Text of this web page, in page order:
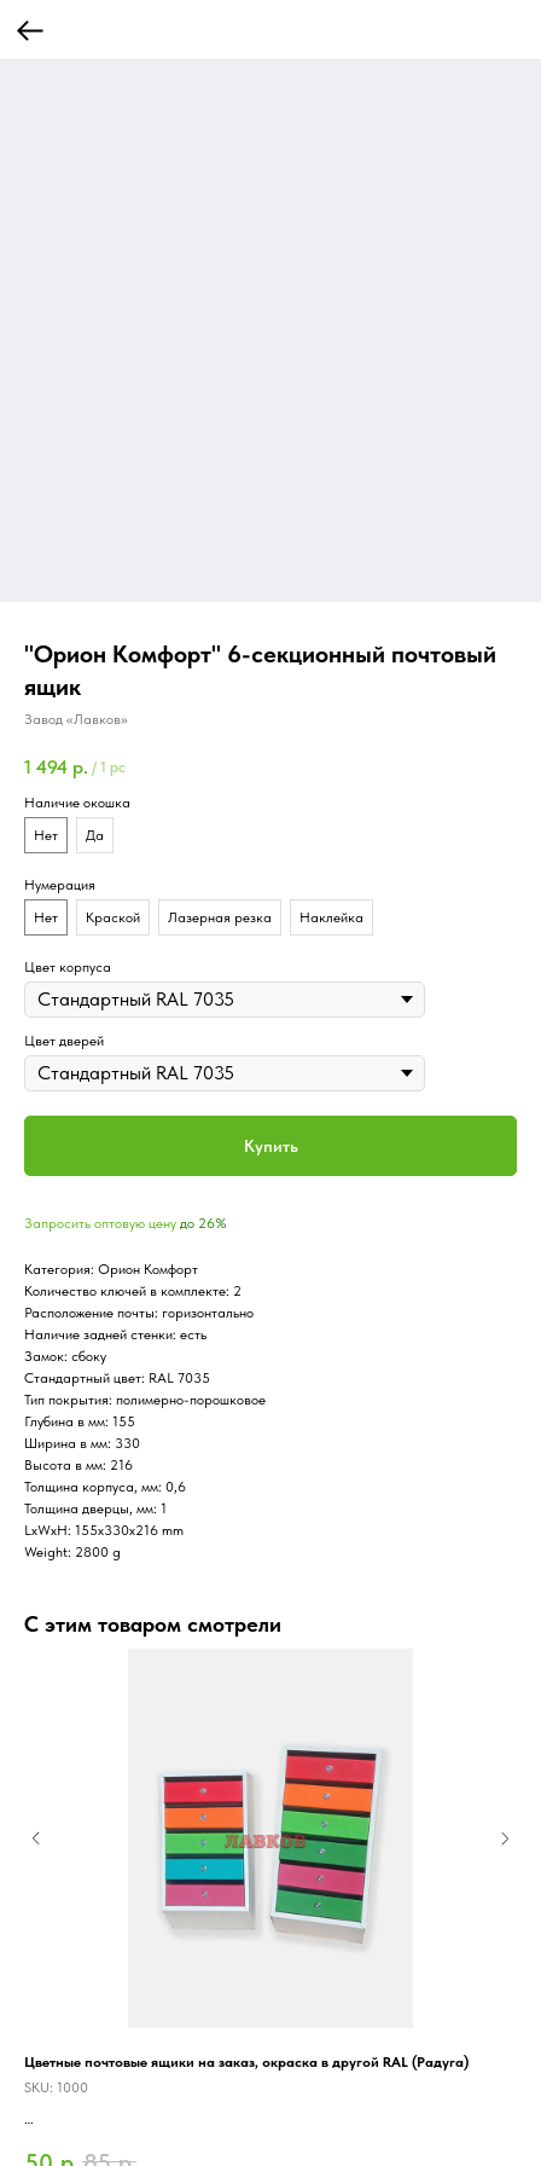
"Орион Комфорт" 6-секционный почтовый
ящик
Завод «Лавков»
1 494 р. / 1 pc
Наличие окошка
Нет
Да
Нумерация
Нет
Краской Лазерная резка Наклейка
Цвет корпуса
Цвет дверей
Купить
Запросить оптовую цену до 26%
Категория: Орион Комфорт
Количество ключей в комплекте: 2
Расположение почты: горизонтально
Наличие задней стенки: есть
Замок: сбоку
Стандартный цвет: RAL 7035
Тип покрытия: полимерно-порошковое
Глубина в мм: 155
Ширина в мм: 330
Высота в мм: 216
Толщина корпуса, мм: 0,6
Толщина дверцы, мм: 1
LxWxH: 155x330x216 mm
Weight: 2800 g
С этим товаром смотрели
Цветные почтовые ящики на заказ, окраска в другой RAL (Радуга)
SKU: 1000